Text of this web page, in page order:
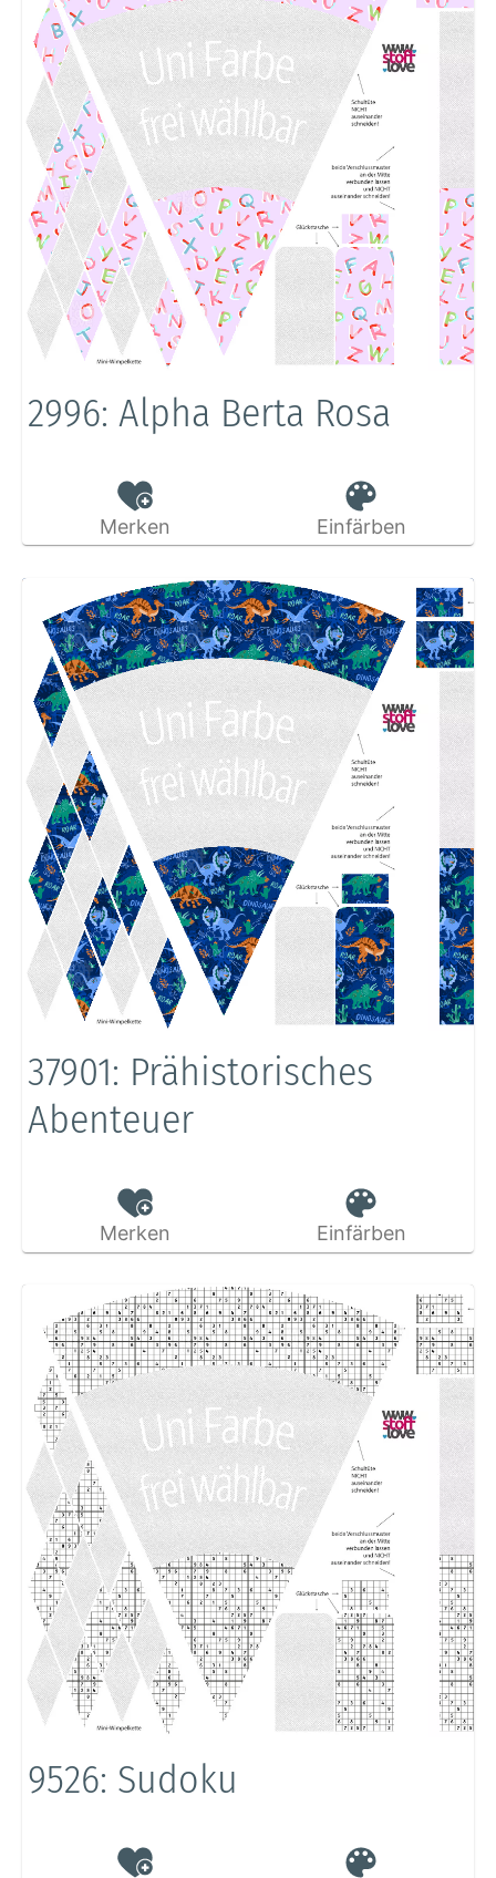
2996: Alpha Berta Rosa
Merken Einfärben
37901: Prähistorisches
Abenteuer
Merken Einfärben
9526: Sudoku